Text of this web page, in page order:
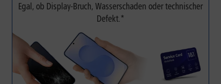
Egal, ob Display-Bruch, Wasserschaden oder technischer
Defekt.*